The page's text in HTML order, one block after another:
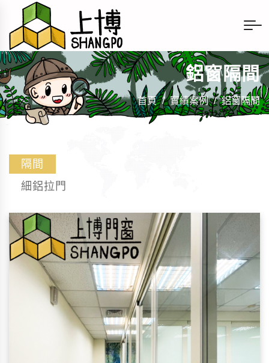
鋁窗隔間
首頁 / 實績案例 / 鋁窗隔間
隔間
細鋁拉門